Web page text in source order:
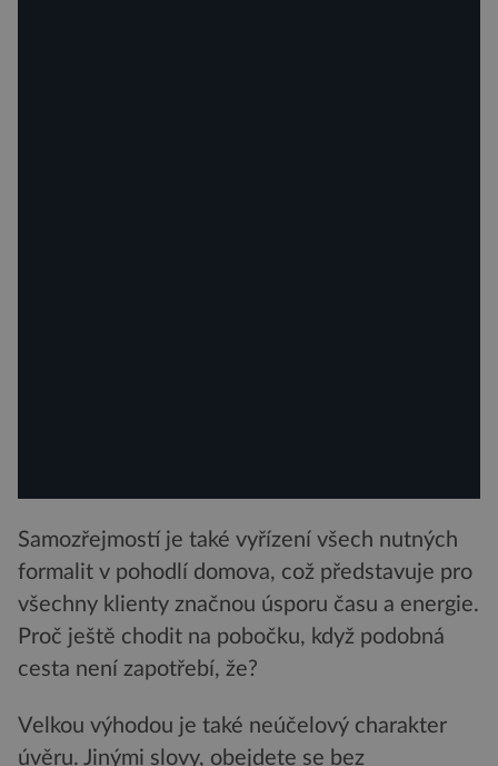
Samozřejmostí je také vyřízení všech nutných
formalit v pohodlí domova, což představuje pro
všechny klienty značnou úsporu času a energie.
Proč ještě chodit na pobočku, když podobná
cesta není zapotřebí, že?
Velkou výhodou je také neúčelový charakter
úvěru. Jinými slovy, obejdete se bez